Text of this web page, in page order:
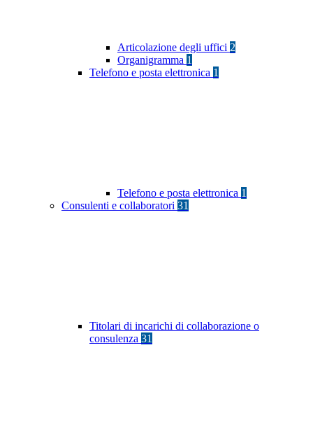
Articolazione degli uffici 2
Organigramma 1
Telefono e posta elettronica 1
Telefono e posta elettronica 1
Consulenti e collaboratori 31
Titolari di incarichi di collaborazione o
consulenza 31